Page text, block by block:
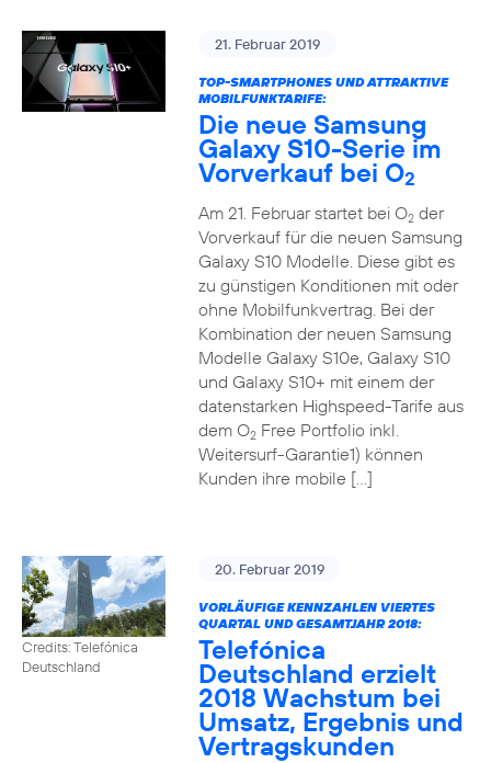
21. Februar 2019
TOP-SMARTPHONES UND ATTRAKTIVE
MOBILFUNKTARIFE:
Die neue Samsung
Galaxy S10-Serie im
Vorverkauf bei O2
Am 21. Februar startet bei O2der
Vorverkauf für die neuen Samsung
Galaxy S10 Modelle. Diese gibt es
zu günstigen Konditionen mit oder
ohne Mobilfunkvertrag. Bei der
Kombination der neuen Samsung
Modelle Galaxy S10e, Galaxy S10
und Galaxy S10+ mit einem der
datenstarken Highspeed-Tarife aus
dem O2Free Portfolio inkl.
Weitersurf-Garantie1) können
Kunden ihre mobile […]
Credits: Telefónica
Deutschland
20. Februar 2019
VORLÄUFIGE KENNZAHLEN VIERTES
QUARTAL UND GESAMTJAHR 2018:
Telefónica
Deutschland erzielt
2018 Wachstum bei
Umsatz, Ergebnis und
Vertragskunden